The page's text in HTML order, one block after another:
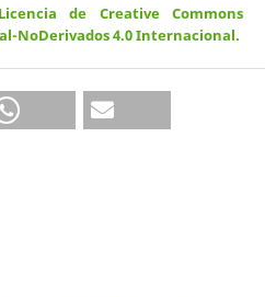
Licencia de Creative Commons
NoDerivados 4.0 Internacional.